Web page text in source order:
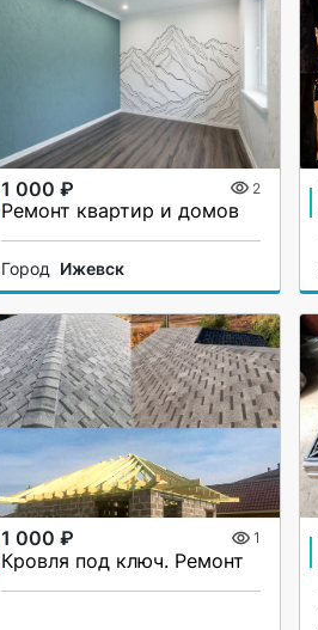
1 000 ₽ 2
Ремонт квартир и домов
Город Ижевск
1 000 ₽ 1
Кровля под ключ. Ремонт